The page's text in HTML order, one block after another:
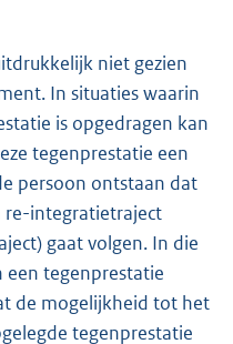
niet gezien
In situaties waarin
is opgedragen kan
tegenprestatie een
persoon ontstaan dat
re-integratietraject
gaat volgen. In die
een tegenprestatie
de mogelijkheid tot het
tegenprestatie